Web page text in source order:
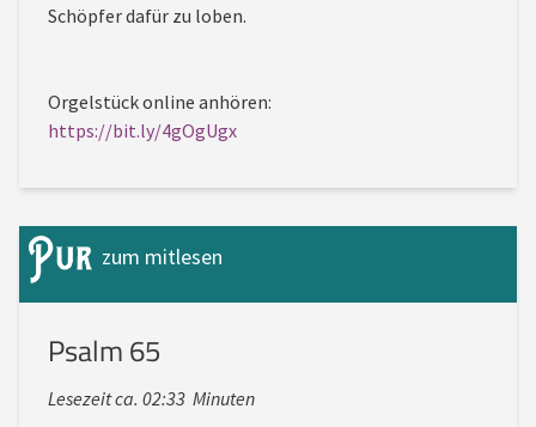
Schöpfer dafür zu loben.
Orgelstück online anhören:
https://bit.ly/4gOgUgx
zum mitlesen
Psalm 65
Lesezeit ca. 02:33 Minuten